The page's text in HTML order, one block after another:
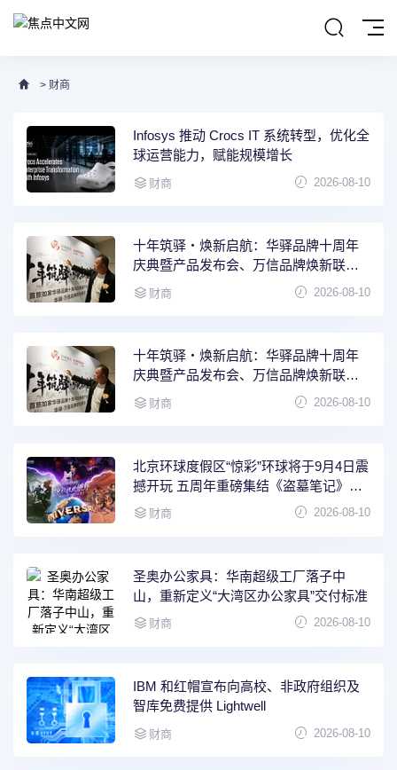
> 财商
Infosys 推动 Crocs IT 系统转型，优化全
球运营能力，赋能规模增长
财商 2026-08-10
十年筑驿・焕新启航：华驿品牌十周年
庆典暨产品发布会、万信品牌焕新联合
盛会
财商 2026-08-10
十年筑驿・焕新启航：华驿品牌十周年
庆典暨产品发布会、万信品牌焕新联合
盛会
财商 2026-08-10
北京环球度假区“惊彩”环球将于9月4日震
撼开玩 五周年重磅集结《盗墓笔记》
《第五人格》等超人气IP
财商 2026-08-10
圣奥办公家具：华南超级工厂落子中
山，重新定义“大湾区办公家具”交付标准
财商 2026-08-10
IBM 和红帽宣布向高校、非政府组织及
智库免费提供 Lightwell
财商 2026-08-10